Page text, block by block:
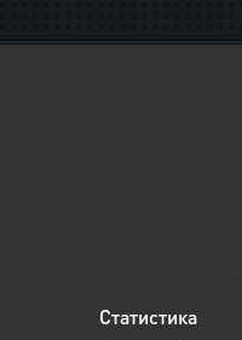
Статистика